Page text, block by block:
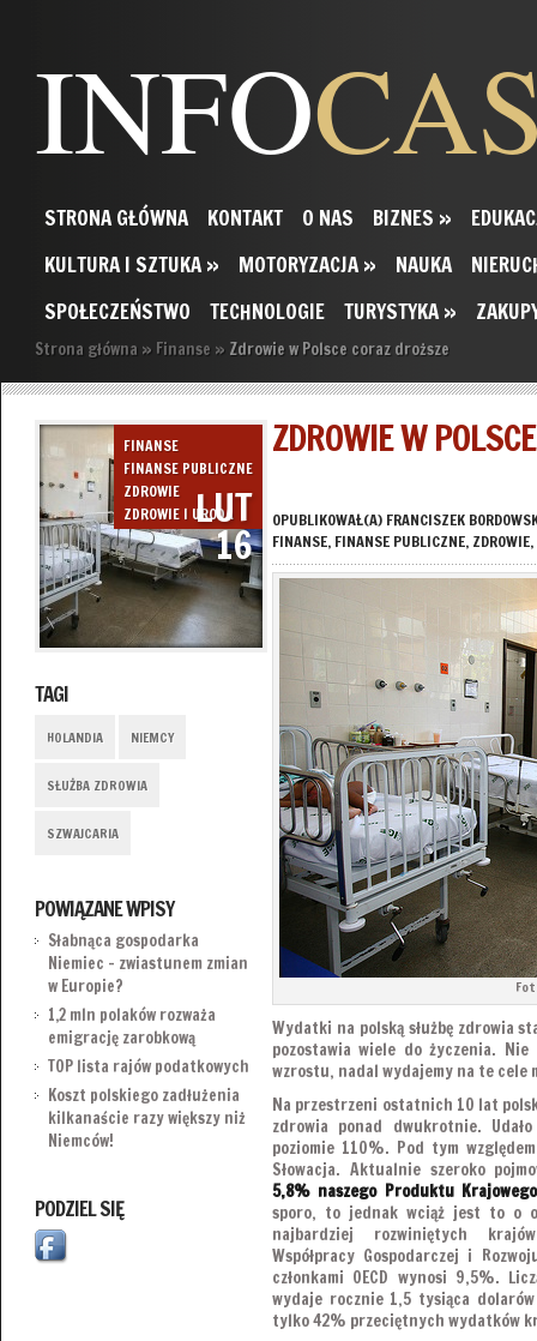
INFO
STRONA GŁÓWNA KONTAKT O NAS BIZNES »
KULTURA I SZTUKA » MOTORYZACJA » NAUKA
SPOŁECZEŃSTWO
TECHNOLOGIE TURYSTYKA »
Strona główna » Finanse » Zdrowie w Polsce coraz droższe
FINANSE
FINANSE PUBLICZNE
ZDROWIE
ZDROWIE I URODA
LUT
16
TAGI
HOLANDIA NIEMCY
SŁUŻBA ZDROWIA
SZWAJCARIA
POWIĄZANE WPISY
Słabnąca gospodarka
Niemiec – zwiastunem zmian
w Europie?
1,2 mln polaków rozważa
emigrację zarobkową
TOP lista rajów podatkowych
Koszt polskiego zadłużenia
kilkanaście razy większy niż
Niemców!
PODZIEL SIĘ
ZDROWIE W
OPUBLIKOWAŁ(A) FRANCISZEK
FINANSE, FINANSE PUBLICZNE, ZDROWIE,
Wydatki na polską służbę zdrowia
pozostawia wiele do życzenia.
wzrostu, nadal wydajemy na te cele
Na przestrzeni ostatnich 10 lat
zdrowia ponad dwukrotnie.
poziomie 110%. Pod tym
Słowacja. Aktualnie szeroko
5,8% naszego Produktu
sporo, to jednak wciąż jest to o
najbardziej rozwiniętych
Współpracy Gospodarczej i
członkami OECD wynosi 9,5%.
wydaje rocznie 1,5 tysiąca
tylko 42% przeciętnych wydatków